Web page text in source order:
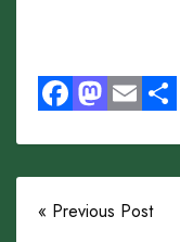
« Previous Post